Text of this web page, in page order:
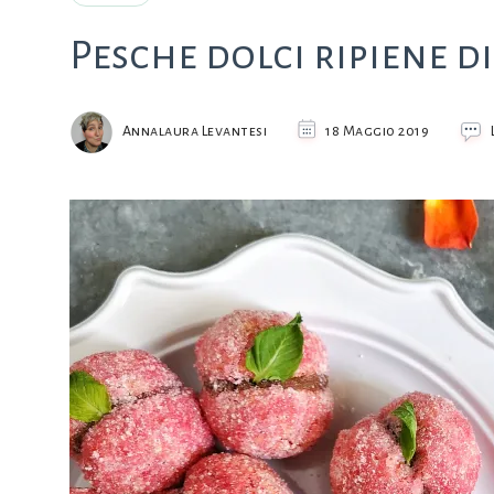
Pesche dolci ripiene
Annalaura Levantesi 18 Maggio 2019